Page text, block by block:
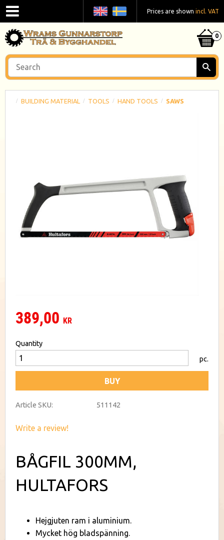
Prices are shown incl. VAT
BUILDING MATERIAL TOOLS HAND TOOLS SAWS
389,00 KR
Quantity
pc.
BUY
Article SKU 511142
Write a review!
BÅGFIL 300MM,
HULTAFORS
Hejgjuten ram i aluminium.
Mycket hög bladspänning.